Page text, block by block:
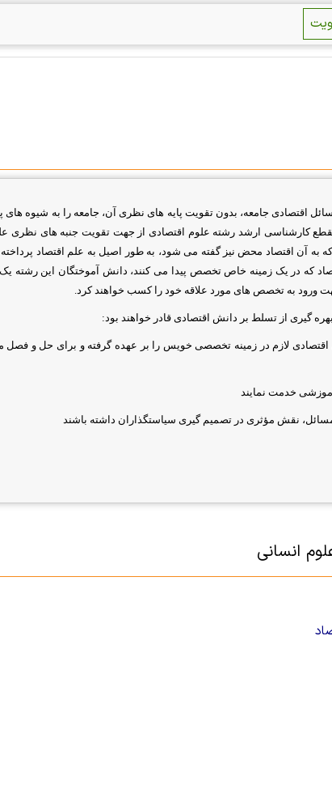
اقتصادی جامعه، بدون تقویت پایه های نظری آن، جامعه را به شیوه
کارشناسی ارشد رشته علوم اقتصادی از جهت تقویت جنبه های نظری
به آن اقتصاد محض نیز گفته می شود، به طور اصیل به علم اقتصاد
که در یک زمینه خاص تخصص پیدا می کنند، دانش آموختگان این رشته
ورود به تخصص های مورد علاقه خود را کسب خواهند کرد.
گیری از تسلط بر دانش اقتصادی قادر خواهند بود:
لازم در زمینه تخصصی خویس را بر عهده گرفته و برای حل و
خدمت نمایند
نقش مؤثری در تصمیم گیری سیاستگذاران داشته باشند
انسانی